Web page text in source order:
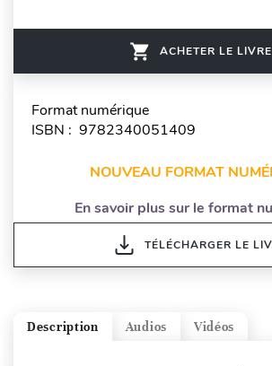
ACHETER LE LIVRE
Format numérique
ISBN : 9782340051409
NOUVEAU FORMAT
En savoir plus sur le format
TÉLÉCHARGER LE
Vidéos
Audios
Description